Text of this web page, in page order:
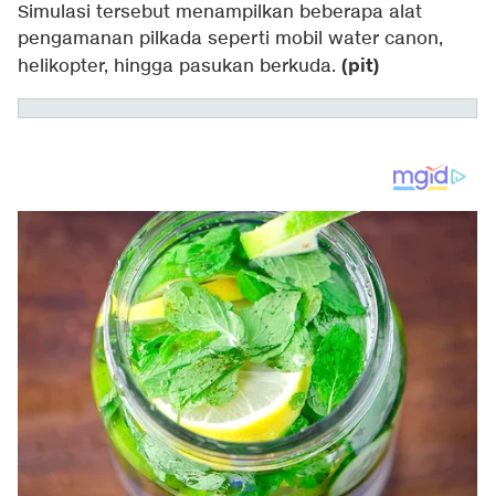
Simulasi tersebut menampilkan beberapa alat
pengamanan pilkada seperti mobil water canon,
helikopter, hingga pasukan berkuda. (pit)